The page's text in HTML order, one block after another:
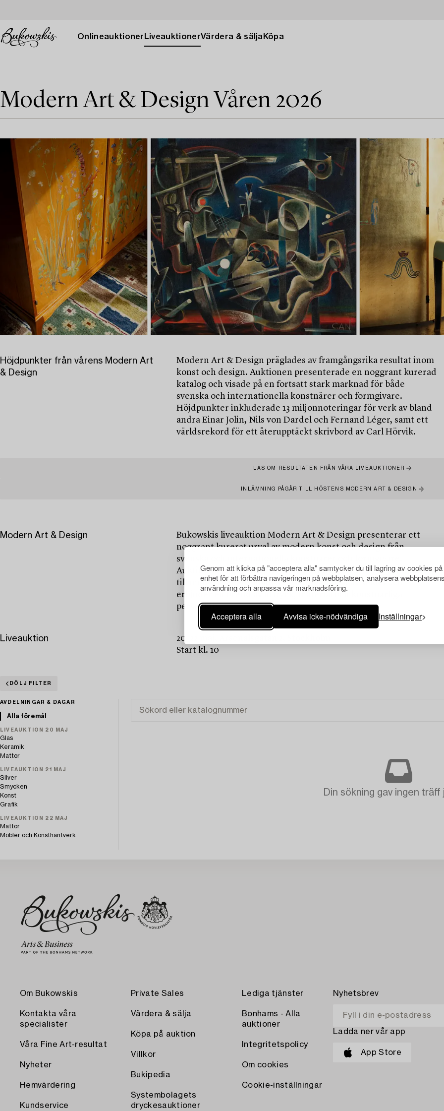
Genom att klicka på "acceptera alla" samtycker du till lagring av cookies
enhet för att förbättra navigeringen på webbplatsen, analysera webbplatsens
användning och anpassa vår marknadsföring.
Acceptera alla Avvisa icke-nödvändiga Inställningar
Onlineauktioner LiveauktionerVärdera & sälja Köpa
Modern Art & Design Våren 2026
Höjdpunkter från vårens Modern Art
& Design
Modern Art & Design präglades av framgångsrika resultat inom
konst och design. Auktionen presenterade en noggrant kurerad
katalog och visade på en fortsatt stark marknad för både
svenska och internationella konstnärer och formgivare.
Höjdpunkter inkluderade 13 miljonnoteringar för verk av bland
andra Einar Jolin, Nils von Dardel och Fernand Léger, samt ett
världsrekord för ett återupptäckt skrivbord av Carl Hörvik.
LÄS OM RESULTATEN FRÅN VÅRA LIVEAUKTIONER
INLÄMNING PÅGÅR TILL HÖSTENS MODERN ART & DESIGN
Modern Art & Design
Bukowskis liveauktion Modern Art & Design presenterar ett
noggrant kurerat urval av modern konst och design från
svenska och internationella konstnärer och formgivare.
Auktionen omfattar verk från det tidiga 1900-talets genombrott
till modernismens höjdpunkt kring mitten av seklet och
erbjuder en bredd av uttryck, material och konstnärliga
perspektiv.
Liveauktion
20–22 maj, Arsenalsgatan 2, Stockholm
Start kl. 10
DÖLJ FILTER
AVDELNINGAR & DAGAR
Alla föremål
LIVEAUKTION 20 MAJ
Glas
Keramik
Mattor
LIVEAUKTION 21 MAJ
Silver
Smycken
Konst
Grafik
LIVEAUKTION 22 MAJ
Mattor
Möbler och Konsthantverk
Din sökning gav ingen träff
Om Bukowskis
Kontakta våra
specialister
Våra Fine Art-resultat
Nyheter
Hemvärdering
Kundservice
Private Sales
Värdera & sälja
Köpa på auktion
Villkor
Bukipedia
Systembolagets
dryckesauktioner
Lediga tjänster
Bonhams - Alla
auktioner
Integritetspolicy
Om cookies
Cookie-inställningar
Nyhetsbrev
Ladda ner vår app
App Store